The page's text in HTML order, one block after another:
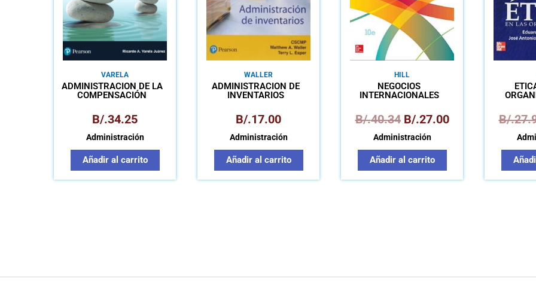
VARELA
ADMINISTRACIÓN DE LA
COMPENSACIÓN
B/.34.25
Administración
Añadir al carrito
WALLER
ADMINISTRACIÓN DE
INVENTARIOS
B/.17.00
Administración
Añadir al carrito
HILL
NEGOCIOS
INTERNACIONALES
B/.40.34 B/.27.00
Administración
Añadir al carrito
B/.